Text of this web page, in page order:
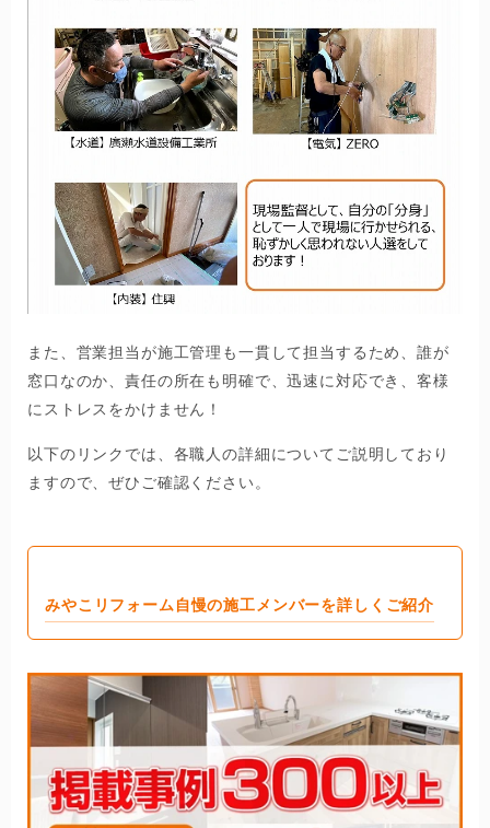
また、営業担当が施工管理も一貫して担当するため、誰が
窓口なのか、責任の所在も明確で、迅速に対応でき、客様
にストレスをかけません！
以下のリンクでは、各職人の詳細についてご説明しており
ますので、ぜひご確認ください。
みやこリフォーム自慢の施工メンバーを詳しくご紹介